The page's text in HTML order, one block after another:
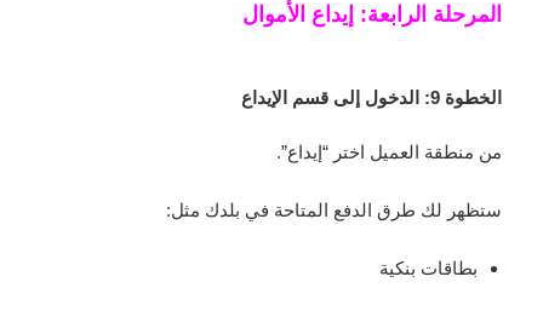
المرحلة الرابعة: إيداع الأموال
الخطوة 9: الدخول إلى قسم الإيداع
من منطقة العميل اختر “إيداع”.
ستظهر لك طرق الدفع المتاحة في بلدك مثل:
بطاقات بنكية